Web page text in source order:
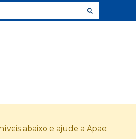
abaixo e ajude a Apae: